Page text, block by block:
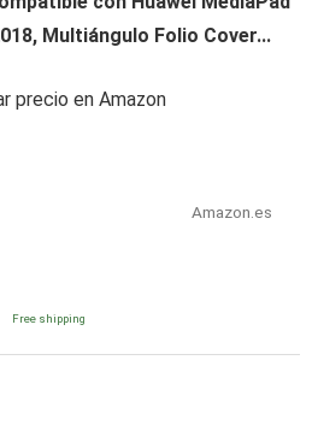
Multiángulo Folio Cover...
precio en Amazon
Amazon.es
Free shipping